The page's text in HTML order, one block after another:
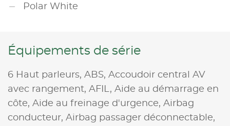
Polar White
Équipements de série
6 Haut parleurs, ABS, Accoudoir central AV
avec rangement, AFIL, Aide au démarrage en
côte, Aide au freinage d'urgence, Airbag
conducteur, Airbag passager déconnectable,